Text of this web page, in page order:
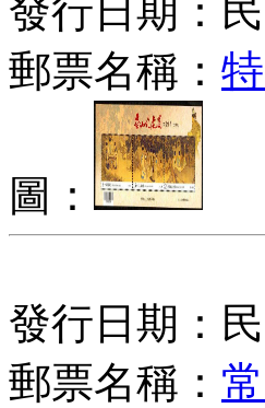
發行日期：
郵票名稱：
圖：
發行日期：
郵票名稱：